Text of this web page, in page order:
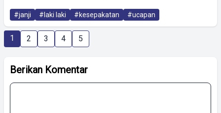
#janji #laki laki #kesepakatan #ucapan
1 2 3 4 5
Berikan Komentar